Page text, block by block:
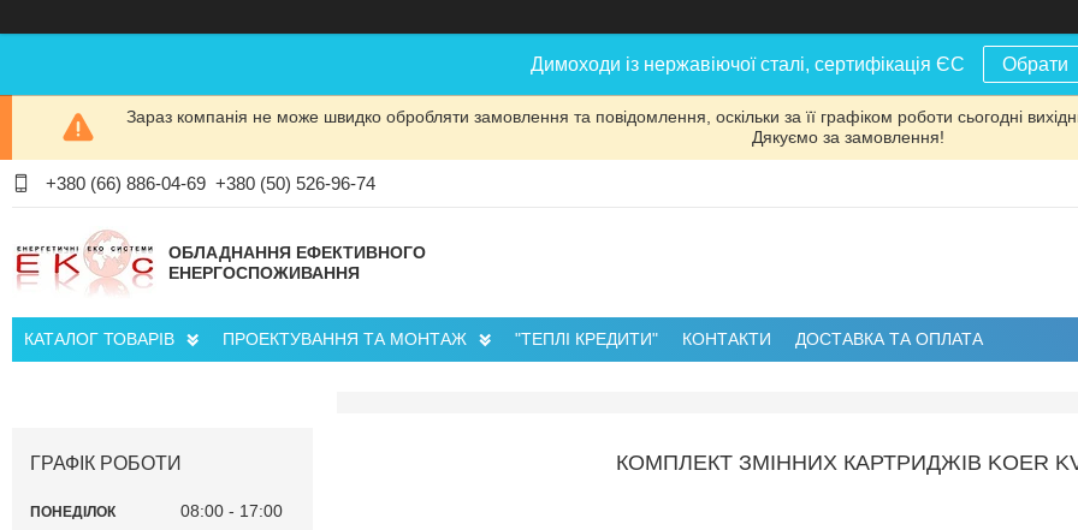
Димоходи із нержавіючої сталі, сертифікація ЄС Обрати
Зараз компанія не може швидко обробляти замовлення та повідомлення, оскільки за її графіком роботи сьогодні
Дякуємо за замовлення!
+380 (66) 886-04-69 +380 (50) 526-96-74
ОБЛАДНАННЯ ЕФЕКТИВНОГО
ЕНЕРГОСПОЖИВАННЯ
КАТАЛОГ ТОВАРІВ ПРОЕКТУВАННЯ ТА МОНТАЖ "ТЕПЛІ КРЕДИТИ" КОНТАКТИ ДОСТАВКА ТА ОПЛАТА
КОМПЛЕКТ ЗМІННИХ КАРТРИДЖІВ KOER
ГРАФІК РОБОТИ
ПОНЕДІЛОК 08:00 17:00